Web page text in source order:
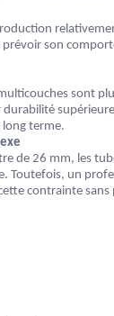
prévoir son
sont
durabilité
long terme.
de 26 mm, les
Toutefois, un
contrainte sans